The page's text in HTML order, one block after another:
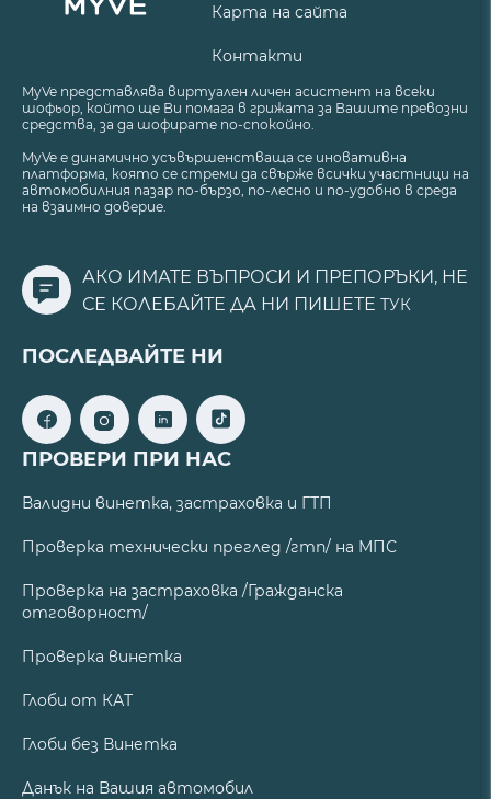
Карта на сайта
Контакти
MyVe представлява виртуален личен асистент на всеки
шофьор, който ще Ви помага в грижата за Вашите превозни
средства, за да шофирате по-спокойно.
MyVe е динамично усъвършенстваща се иновативна
платформа, която се стреми да свърже всички участници на
автомобилния пазар по-бързо, по-лесно и по-удобно в среда
на взаимно доверие.
АКО ИМАТЕ ВЪПРОСИ И ПРЕПОРЪКИ, НЕ
СЕ КОЛЕБАЙТЕ ДА НИ ПИШЕТЕ ТУК
ПОСЛЕДВАЙТЕ НИ
ПРОВЕРИ ПРИ НАС
Валидни винетка, застраховка и ГТП
Проверка технически преглед /гтп/ на МПС
Проверка на застраховка /Гражданска
отговорност/
Проверка винетка
Глоби от КАТ
Глоби без Винетка
Данък на Вашия автомобил